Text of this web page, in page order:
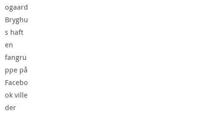
ogaard
Bryghu
s haft
en
fangru
ppe på
Facebo
ok ville
der